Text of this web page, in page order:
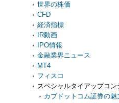
世界の株価
CFD
経済指標
IR動画
IPO情報
金融業界ニュース
MT4
フィスコ
スペシャルタイアップコン
カブドットコム証券の魅